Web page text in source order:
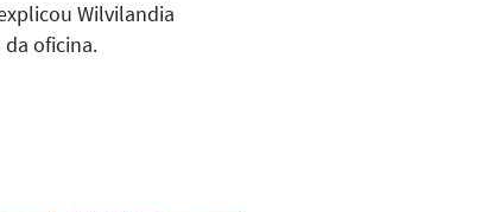
Wilvilandia
oficina.